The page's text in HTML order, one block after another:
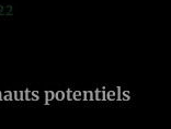
potentiels